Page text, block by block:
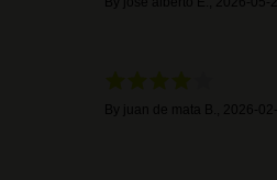
juan de mata B. 2026-